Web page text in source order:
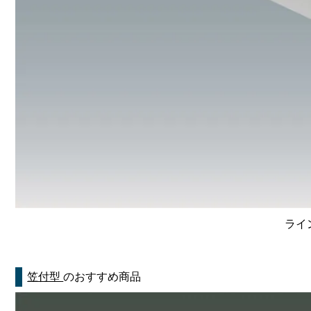
ライ
笠付型のおすすめ商品